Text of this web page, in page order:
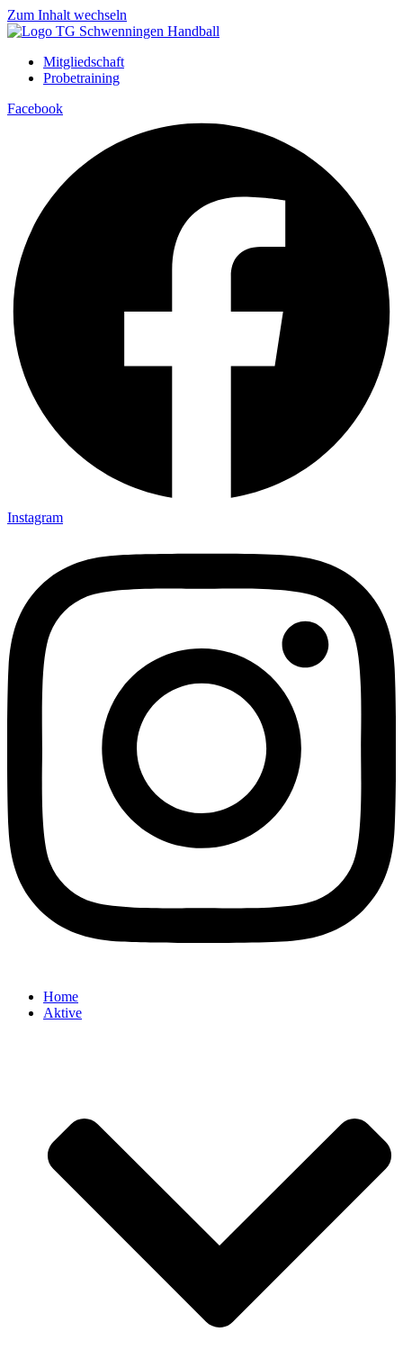
Zum Inhalt wechseln
Mitgliedschaft
Probetraining
Facebook
Instagram
Home
Aktive